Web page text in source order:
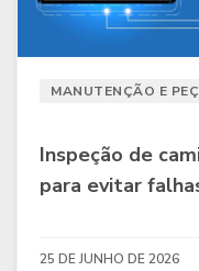
MANUTENÇÃO E
Inspeção de
para evitar
25 DE JUNHO DE 2026